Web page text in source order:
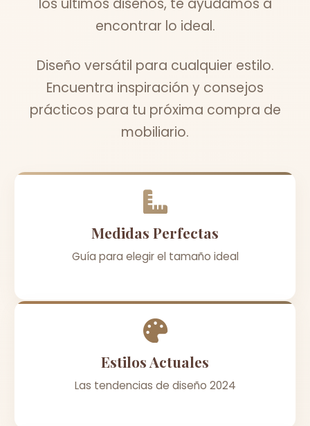
encontrar lo ideal.
Diseño versátil para cualquier estilo.
Encuentra inspiración y consejos
prácticos para tu próxima compra de
mobiliario.
Medidas Perfectas
Guía para elegir el tamaño ideal
Estilos Actuales
Las tendencias de diseño 2024